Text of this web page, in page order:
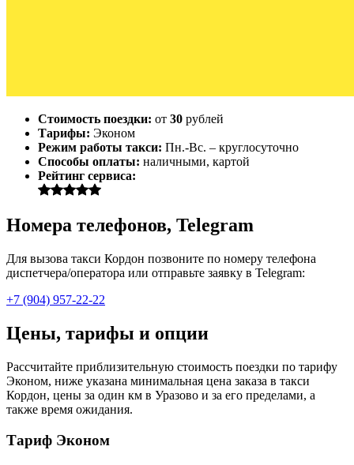
Стоимость поездки: от 30 рублей
Тарифы: Эконом
Режим работы такси: Пн.-Вс. – круглосуточно
Способы оплаты: наличными, картой
Рейтинг сервиса:
Номера телефонов, Telegram
Для вызова такси Кордон позвоните по номеру телефона
диспетчера/оператора или отправьте заявку в Telegram:
+7 (904) 957-22-22
Цены, тарифы и опции
Рассчитайте приблизительную стоимость поездки по тарифу
Эконом, ниже указана минимальная цена заказа в такси
Кордон, цены за один км в Уразово и за его пределами, а
также время ожидания.
Тариф Эконом